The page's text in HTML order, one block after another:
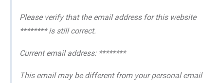
Please verify that the email address for this website
******** is still correct.
Current email address: ********
This email may be different from your personal email